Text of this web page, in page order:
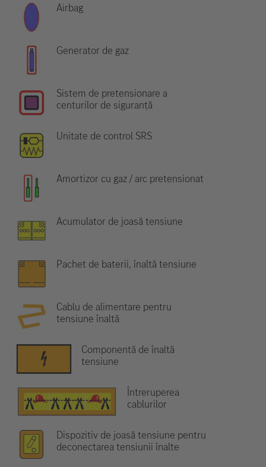
Airbag
Generator de gaz
Sistem de pretensionare a
centurilor de siguranță
Unitate de control SRS
Amortizor cu gaz / arc pretensionat
Acumulator de joasă tensiune
Pachet de baterii, înaltă tensiune
Cablu de alimentare pentru
tensiune înaltă
Componentă de înaltă
tensiune
Întreruperea
cablurilor
Dispozitiv de joasă tensiune pentru
deconectarea tensiunii înalte